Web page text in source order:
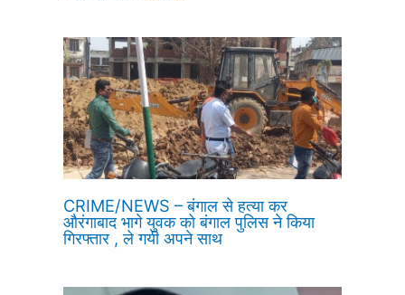
CRIME/NEWS – बंगाल से हत्या कर
औरंगाबाद भागे युवक को बंगाल पुलिस ने किया
गिरफ्तार , ले गयी अपने साथ